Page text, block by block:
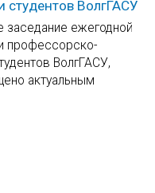
студентов ВолгГАСУ
заседание ежегодной
профессорско-
ВолгГАСУ,
актуальным